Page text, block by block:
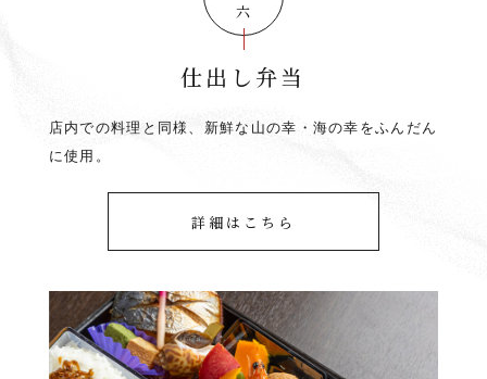
仕出し弁当
店内での料理と同様、新鮮な山の幸・海の幸をふんだん
に使用。
詳細はこちら